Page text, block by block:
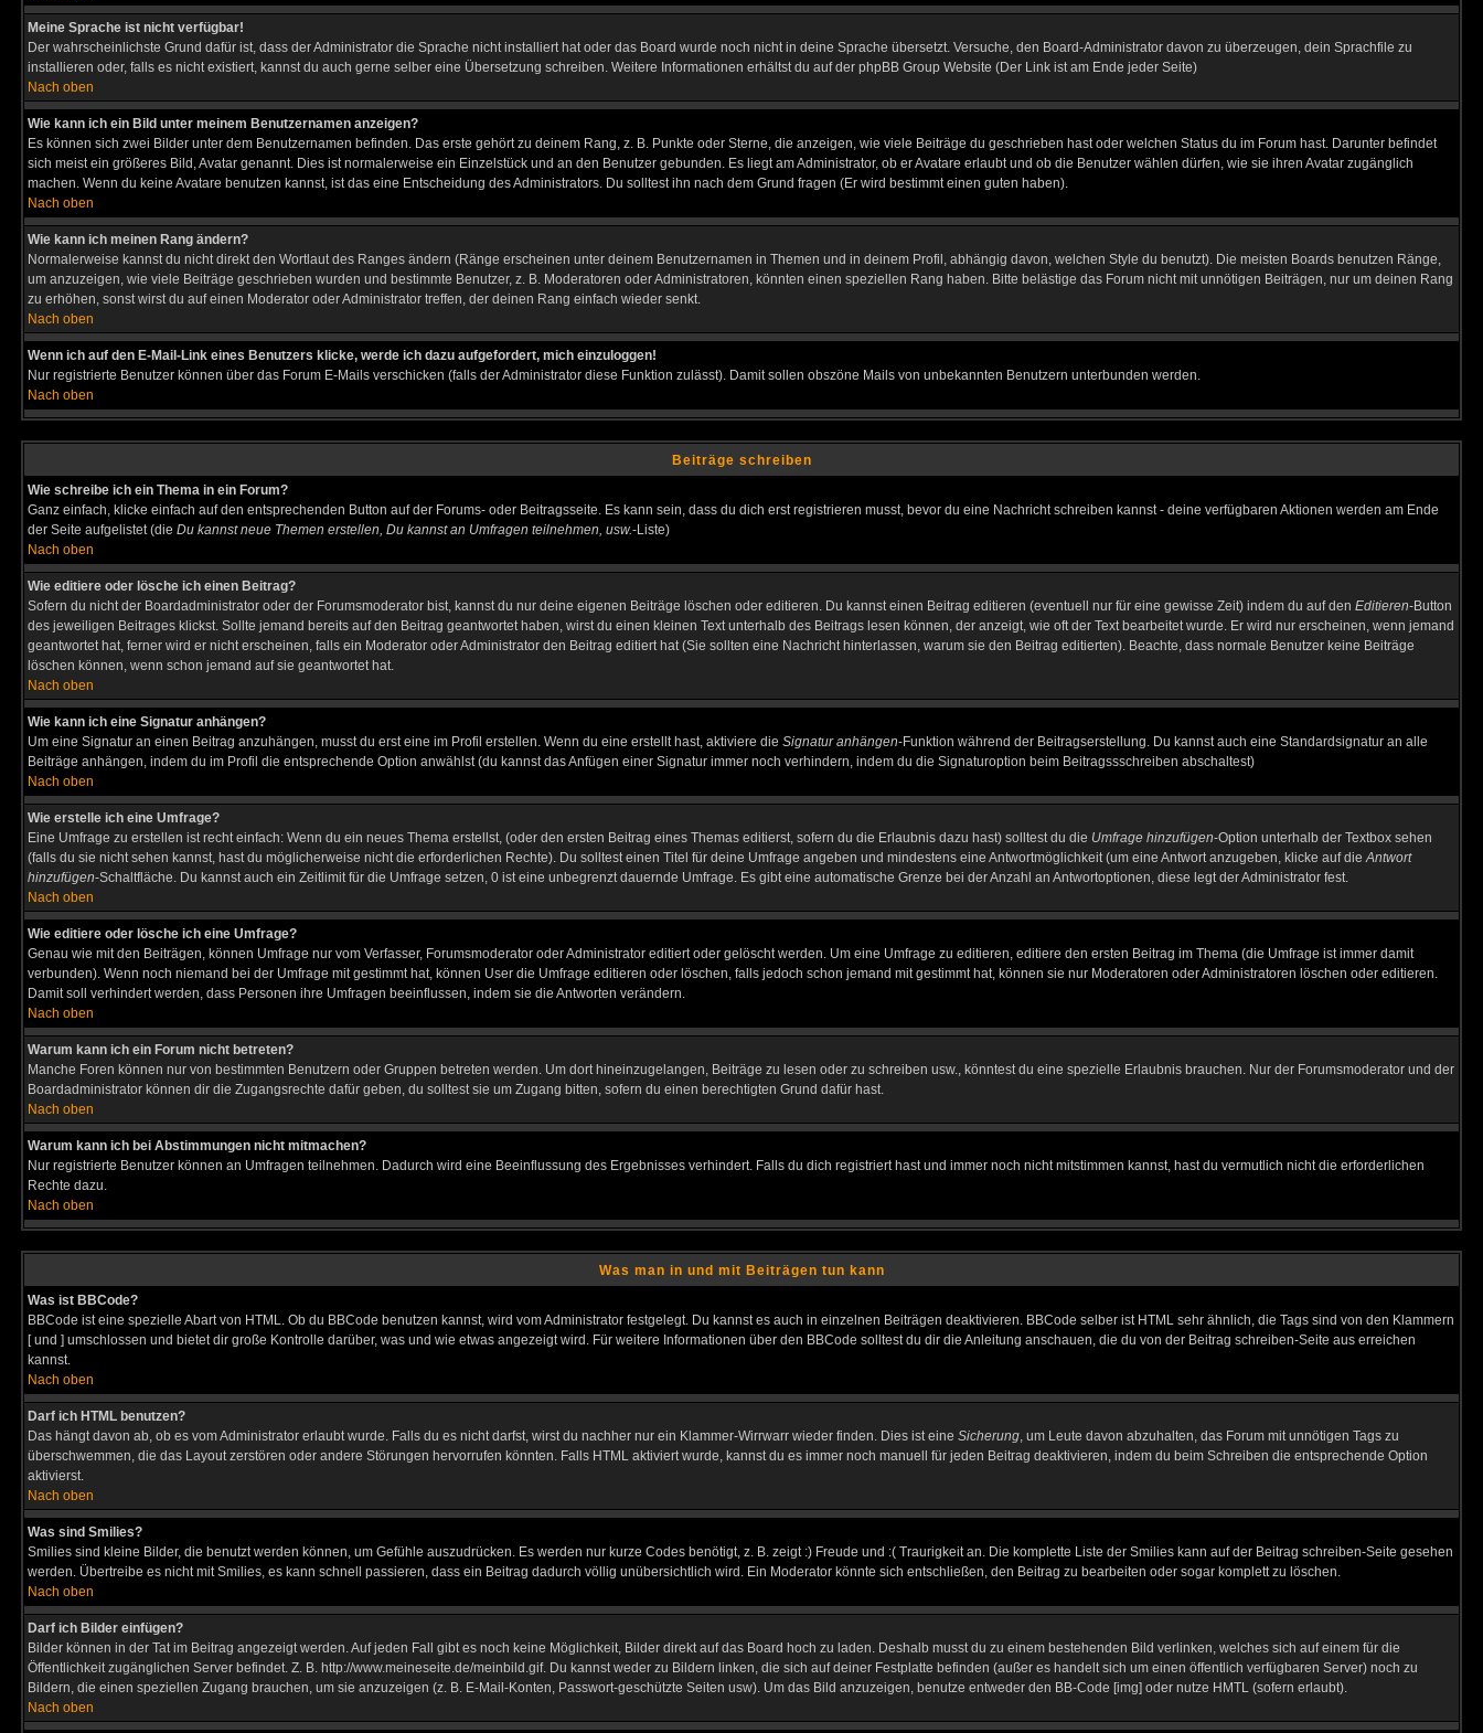
Meine Sprache ist nicht verfügbar!
Der wahrscheinlichste Grund dafür ist, dass der Administrator die Sprache nicht installiert hat oder das Board wurde noch nicht in deine Sprache übersetzt. Versuche, den Board-Administrator davon zu überzeugen, dein Sprachfile zu
installieren oder, falls es nicht existiert, kannst du auch gerne selber eine Übersetzung schreiben. Weitere Informationen erhältst du auf der phpBB Group Website (Der Link ist am Ende jeder Seite)
Nach oben
Wie kann ich ein Bild unter meinem Benutzernamen anzeigen?
Es können sich zwei Bilder unter dem Benutzernamen befinden. Das erste gehört zu deinem Rang, z. B. Punkte oder Sterne, die anzeigen, wie viele Beiträge du geschrieben hast oder welchen Status du im Forum hast. Darunter befindet
sich meist ein größeres Bild, Avatar genannt. Dies ist normalerweise ein Einzelstück und an den Benutzer gebunden. Es liegt am Administrator, ob er Avatare erlaubt und ob die Benutzer wählen dürfen, wie sie ihren Avatar zugänglich
machen. Wenn du keine Avatare benutzen kannst, ist das eine Entscheidung des Administrators. Du solltest ihn nach dem Grund fragen (Er wird bestimmt einen guten haben).
Nach oben
Wie kann ich meinen Rang ändern?
Normalerweise kannst du nicht direkt den Wortlaut des Ranges ändern (Ränge erscheinen unter deinem Benutzernamen in Themen und in deinem Profil, abhängig davon, welchen Style du benutzt). Die meisten Boards benutzen Ränge,
um anzuzeigen, wie viele Beiträge geschrieben wurden und bestimmte Benutzer, z. B. Moderatoren oder Administratoren, könnten einen speziellen Rang haben. Bitte belästige das Forum nicht mit unnötigen Beiträgen, nur um deinen Rang
zu erhöhen, sonst wirst du auf einen Moderator oder Administrator treffen, der deinen Rang einfach wieder senkt.
Nach oben
Wenn ich auf den E-Mail-Link eines Benutzers klicke, werde ich dazu aufgefordert, mich einzuloggen!
Nur registrierte Benutzer können über das Forum E-Mails verschicken (falls der Administrator diese Funktion zulässt). Damit sollen obszöne Mails von unbekannten Benutzern unterbunden werden.
Nach oben
Beiträge schreiben
Wie schreibe ich ein Thema in ein Forum?
Ganz einfach, klicke einfach auf den entsprechenden Button auf der Forums- oder Beitragsseite. Es kann sein, dass du dich erst registrieren musst, bevor du eine Nachricht schreiben kannst - deine verfügbaren Aktionen werden am Ende
der Seite aufgelistet (die Du kannst neue Themen erstellen, Du kannst an Umfragen teilnehmen, usw.-Liste)
Nach oben
Wie editiere oder lösche ich einen Beitrag?
Sofern du nicht der Boardadministrator oder der Forumsmoderator bist, kannst du nur deine eigenen Beiträge löschen oder editieren. Du kannst einen Beitrag editieren (eventuell nur für eine gewisse Zeit) indem du auf den Editieren-Button
des jeweiligen Beitrages klickst. Sollte jemand bereits auf den Beitrag geantwortet haben, wirst du einen kleinen Text unterhalb des Beitrags lesen können, der anzeigt, wie oft der Text bearbeitet wurde. Er wird nur erscheinen, wenn jemand
geantwortet hat, ferner wird er nicht erscheinen, falls ein Moderator oder Administrator den Beitrag editiert hat (Sie sollten eine Nachricht hinterlassen, warum sie den Beitrag editierten). Beachte, dass normale Benutzer keine Beiträge
löschen können, wenn schon jemand auf sie geantwortet hat.
Nach oben
Wie kann ich eine Signatur anhängen?
Um eine Signatur an einen Beitrag anzuhängen, musst du erst eine im Profil erstellen. Wenn du eine erstellt hast, aktiviere die Signatur anhängen-Funktion während der Beitragserstellung. Du kannst auch eine Standardsignatur an alle
Beiträge anhängen, indem du im Profil die entsprechende Option anwählst (du kannst das Anfügen einer Signatur immer noch verhindern, indem du die Signaturoption beim Beitragssschreiben abschaltest)
Nach oben
Wie erstelle ich eine Umfrage?
Eine Umfrage zu erstellen ist recht einfach: Wenn du ein neues Thema erstellst, (oder den ersten Beitrag eines Themas editierst, sofern du die Erlaubnis dazu hast) solltest du die Umfrage hinzufügen-Option unterhalb der Textbox sehen
(falls du sie nicht sehen kannst, hast du möglicherweise nicht die erforderlichen Rechte). Du solltest einen Titel für deine Umfrage angeben und mindestens eine Antwortmöglichkeit (um eine Antwort anzugeben, klicke auf dieAntwort
hinzufügen-Schaltfläche. Du kannst auch ein Zeitlimit für die Umfrage setzen, 0 ist eine unbegrenzt dauernde Umfrage. Es gibt eine automatische Grenze bei der Anzahl an Antwortoptionen, diese legt der Administrator fest.
Nach oben
Wie editiere oder lösche ich eine Umfrage?
Genau wie mit den Beiträgen, können Umfrage nur vom Verfasser, Forumsmoderator oder Administrator editiert oder gelöscht werden. Um eine Umfrage zu editieren, editiere den ersten Beitrag im Thema (die Umfrage ist immer damit
verbunden). Wenn noch niemand bei der Umfrage mit gestimmt hat, können User die Umfrage editieren oder löschen, falls jedoch schon jemand mit gestimmt hat, können sie nur Moderatoren oder Administratoren löschen oder editieren.
Damit soll verhindert werden, dass Personen ihre Umfragen beeinflussen, indem sie die Antworten verändern.
Nach oben
Warum kann ich ein Forum nicht betreten?
Manche Foren können nur von bestimmten Benutzern oder Gruppen betreten werden. Um dort hineinzugelangen, Beiträge zu lesen oder zu schreiben usw., könntest du eine spezielle Erlaubnis brauchen. Nur der Forumsmoderator und der
Boardadministrator können dir die Zugangsrechte dafür geben, du solltest sie um Zugang bitten, sofern du einen berechtigten Grund dafür hast.
Nach oben
Warum kann ich bei Abstimmungen nicht mitmachen?
Nur registrierte Benutzer können an Umfragen teilnehmen. Dadurch wird eine Beeinflussung des Ergebnisses verhindert. Falls du dich registriert hast und immer noch nicht mitstimmen kannst, hast du vermutlich nicht die erforderlichen
Rechte dazu.
Nach oben
Was man in und mit Beiträgen tun kann
Was ist BBCode?
BBCode ist eine spezielle Abart von HTML. Ob du BBCode benutzen kannst, wird vom Administrator festgelegt. Du kannst es auch in einzelnen Beiträgen deaktivieren. BBCode selber ist HTML sehr ähnlich, die Tags sind von den Klammern
[ und ] umschlossen und bietet dir große Kontrolle darüber, was und wie etwas angezeigt wird. Für weitere Informationen über den BBCode solltest du dir die Anleitung anschauen, die du von der Beitrag schreiben-Seite aus erreichen
kannst.
Nach oben
Darf ich HTML benutzen?
Das hängt davon ab, ob es vom Administrator erlaubt wurde. Falls du es nicht darfst, wirst du nachher nur ein Klammer-Wirrwarr wieder finden. Dies ist eine Sicherung, um Leute davon abzuhalten, das Forum mit unnötigen Tags zu
überschwemmen, die das Layout zerstören oder andere Störungen hervorrufen könnten. Falls HTML aktiviert wurde, kannst du es immer noch manuell für jeden Beitrag deaktivieren, indem du beim Schreiben die entsprechende Option
aktivierst.
Nach oben
Was sind Smilies?
Smilies sind kleine Bilder, die benutzt werden können, um Gefühle auszudrücken. Es werden nur kurze Codes benötigt, z. B. zeigt :) Freude und :( Traurigkeit an. Die komplette Liste der Smilies kann auf der Beitrag schreiben-Seite gesehen
werden. Übertreibe es nicht mit Smilies, es kann schnell passieren, dass ein Beitrag dadurch völlig unübersichtlich wird. Ein Moderator könnte sich entschließen, den Beitrag zu bearbeiten oder sogar komplett zu löschen.
Nach oben
Darf ich Bilder einfügen?
Bilder können in der Tat im Beitrag angezeigt werden. Auf jeden Fall gibt es noch keine Möglichkeit, Bilder direkt auf das Board hoch zu laden. Deshalb musst du zu einem bestehenden Bild verlinken, welches sich auf einem für die
Öffentlichkeit zugänglichen Server befindet. Z. B. http://www.meineseite.de/meinbild.gif. Du kannst weder zu Bildern linken, die sich auf deiner Festplatte befinden (außer es handelt sich um einen öffentlich verfügbaren Server) noch zu
Bildern, die einen speziellen Zugang brauchen, um sie anzuzeigen (z. B. E-Mail-Konten, Passwort-geschützte Seiten usw). Um das Bild anzuzeigen, benutze entweder den BB-Code [img] oder nutze HMTL (sofern erlaubt).
Nach oben